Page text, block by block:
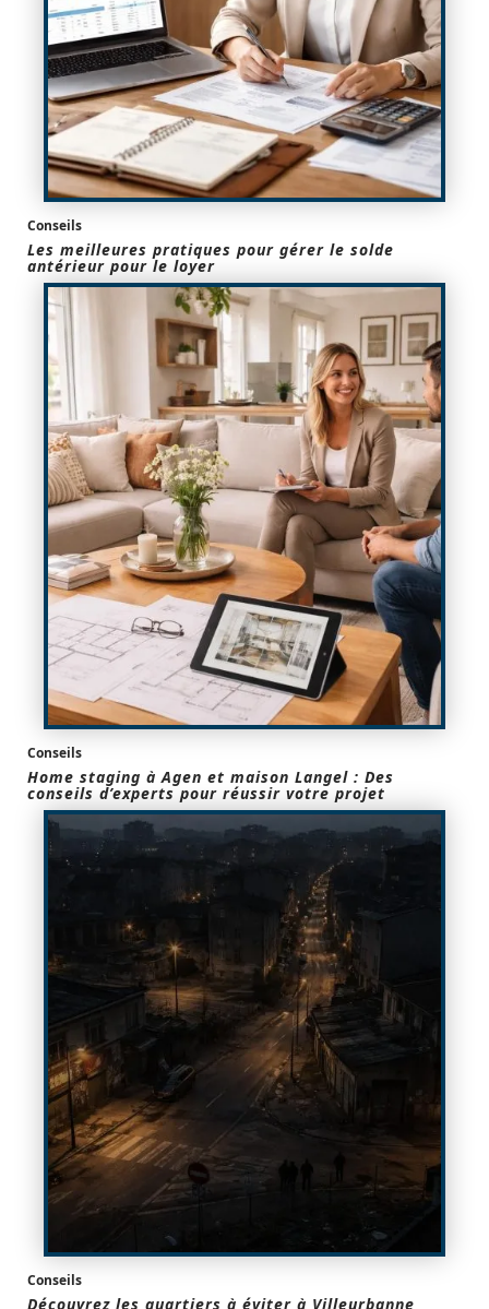
Conseils
Les meilleures pratiques pour gérer le solde
antérieur pour le loyer
Conseils
Home staging à Agen et maison Langel : Des
conseils d’experts pour réussir votre projet
Conseils
Découvrez les quartiers à éviter à Villeurbanne